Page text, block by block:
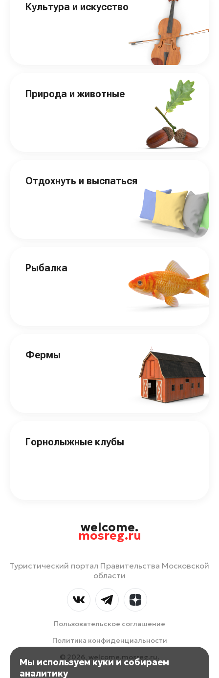
Культура и искусство
Природа и животные
Отдохнуть и выспаться
Рыбалка
Фермы
Горнолыжные клубы
welcome.
mosreg.ru
Туристический портал Правительства Московской
области
Пользовательское соглашение
Политика конфиденциальности
© 2026, welcome.mosreg.ru.
Мы используем куки и собираем
аналитику